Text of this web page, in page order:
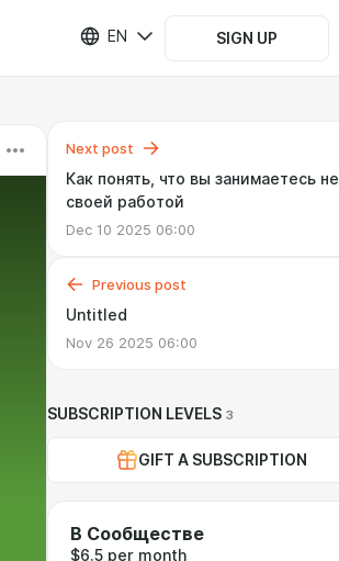
EN SIGN UP
Next post
Как понять, что вы занимаетесь не
своей работой
Dec 10 2025 06:00
Previous post
Untitled
Nov 26 2025 06:00
SUBSCRIPTION LEVELS 3
GIFT A SUBSCRIPTION
В Сообществе
$6.5 per month